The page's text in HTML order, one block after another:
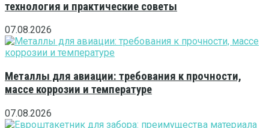
технология и практические советы
07.08.2026
Металлы для авиации: требования к прочности,
массе коррозии и температуре
07.08.2026